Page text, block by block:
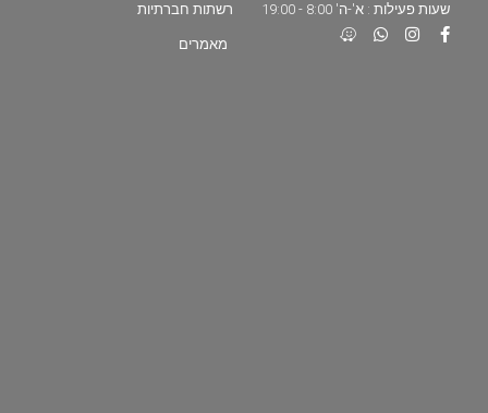
שעות פעילות : א'-ה' 8:00 - 19:00 רשתות חברתיות
מאמרים